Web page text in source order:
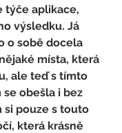
týče aplikace,
výsledku. Já
o sobě docela
místa, která
ale teď s tímto
obešla i bez
si pouze s touto
která krásně